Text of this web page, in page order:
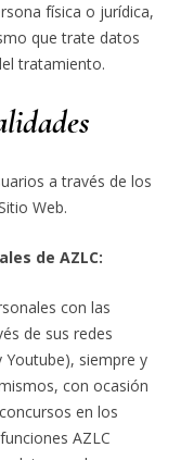
física o jurídica,
que trate datos
tratamiento.
a través de los
Web.
de AZLC:
con las
de sus redes
siempre y
con ocasión
en los
AZLC